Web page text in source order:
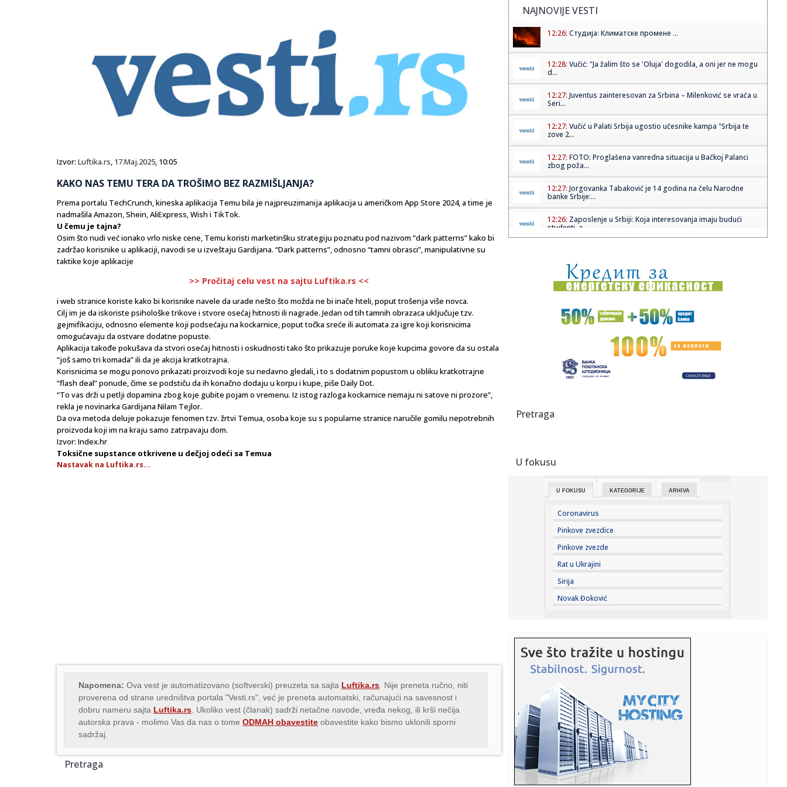
Izvor: Luftika.rs, 17.Maj.2025, 10:05
KAKO NAS TEMU TERA DA TROŠIMO BEZ RAZMIŠLJANJA?
Prema portalu TechCrunch, kineska aplikacija Temu bila je najpreuzimanija aplikacija u američkom App Store 2024, a time je
nadmašila Amazon, Shein, AliExpress, Wish i TikTok.
U čemu je tajna?
Osim što nudi već ionako vrlo niske cene, Temu koristi marketinšku strategiju poznatu pod nazivom “dark patterns” kako bi
zadržao korisnike u aplikaciji, navodi se u izveštaju Gardijana. “Dark patterns”, odnosno “tamni obrasci”, manipulativne su
taktike koje aplikacije
>> Pročitaj celu vest na sajtu Luftika.rs <<
i web stranice koriste kako bi korisnike navele da urade nešto što možda ne bi inače hteli, poput trošenja više novca.
Cilj im je da iskoriste psihološke trikove i stvore osećaj hitnosti ili nagrade. Jedan od tih tamnih obrazaca uključuje tzv.
gejmifikaciju, odnosno elemente koji podsećaju na kockarnice, poput točka sreće ili automata za igre koji korisnicima
omogućavaju da ostvare dodatne popuste.
Aplikacija takođe pokušava da stvori osećaj hitnosti i oskudnosti tako što prikazuje poruke koje kupcima govore da su ostala
“još samo tri komada” ili da je akcija kratkotrajna.
Korisnicima se mogu ponovo prikazati proizvodi koje su nedavno gledali, i to s dodatnim popustom u obliku kratkotrajne
“flash deal” ponude, čime se podstiču da ih konačno dodaju u korpu i kupe, piše Daily Dot.
“To vas drži u petlji dopamina zbog koje gubite pojam o vremenu. Iz istog razloga kockarnice nemaju ni satove ni prozore”,
rekla je novinarka Gardijana Nilam Tejlor.
Da ova metoda deluje pokazuje fenomen tzv. žrtvi Temua, osoba koje su s popularne stranice naručile gomilu nepotrebnih
proizvoda koji im na kraju samo zatrpavaju dom.
Izvor: Index.hr
Toksične supstance otkrivene u dečjoj odeći sa Temua
Nastavak na Luftika.rs...
Napomena: Ova vest je automatizovano (softverski) preuzeta sa sajta Luftika.rs . Nije preneta ručno, niti
proverena od strane uredništva portala "Vesti.rs", već je preneta automatski, računajući na savesnost i
dobru nameru sajta Luftika.rs . Ukoliko vest (članak) sadrži netačne navode, vređa nekog, ili krši nečija
autorska prava - molimo Vas da nas o tome ODMAH obavestite obavestite kako bismo uklonili sporni
sadržaj.
Pretraga
NAJNOVIJE VESTI
12:26: Студија: Климатске промене ...
12:28: Vučić: "Ja žalim što se 'Oluja' dogodila, a oni jer ne mogu
d...
12:27: Juventus zainteresovan za Srbina – Milenković se vraća u
Seri...
12:27: Vučić u Palati Srbija ugostio učesnike kampa "Srbija te
zove 2...
12:27: FOTO: Proglašena vanredna situacija u Bačkoj Palanci
zbog poža...
12:27: Jorgovanka Tabaković je 14 godina na čelu Narodne
banke Srbije:...
12:26: Zaposlenje u Srbiji: Koja interesovanja imaju budući
studenti, a...
12:23:Spas za mlekarstvo; Vučić najavio dodatne subvencije za
mlekare
12:21:NOVI DIV U TEL AVIVU: Armando Bakot zvanično pojačao
Makabi!
Američki senator ukazuje na napredak u Senatu dok se
12:19:Vučić se obraća medijima; "Španija nastavlja da poštuje
VIDE...
12:18:
12:18: JP “Vodovod”: Dve ulice bez vode u Vranju
12:18:Nedović o Đorđeviću: "Tu sam zapečatio sebi sudbinu"
VIDEO
12:18:Brza i lagana: Jogurt pita u rerni je za 10 minuta
12:18:Obustavljena plovidba na kanalima u Bačkoj
12:18: Evo kako će izgledati austrijski paviljon na EXPO 2027
FOTO
12:18:
potrebe, biće o...
12:09:Da li će pametne naočare biti zabranjene u Evropi?
12:09:Vučić sa učesnicima kampa "Srbija te zove 2026": "Vi mladi
dok...
12:09:Određeni tačni datumi iznošenja završnih reči u postupku
Pretraga
U fokusu
U FOKUSU KATEGORIJE ARHIVA
Coronavirus
Pinkove zvezdice
Pinkove zvezde
Rat u Ukrajini
Sirija
Novak Đoković